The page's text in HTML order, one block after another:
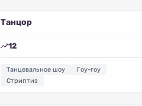
Танцор
12
Танцевальное шоу
Гоу-гоу
Стриптиз